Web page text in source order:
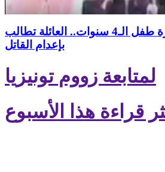
فيديو : خلال جنازة طفل الـ4 سنوات.. العائلة تطالب
بإعدام القاتل
لمتابعة زووم تونيزيا
قراءة هذا الأسبوع